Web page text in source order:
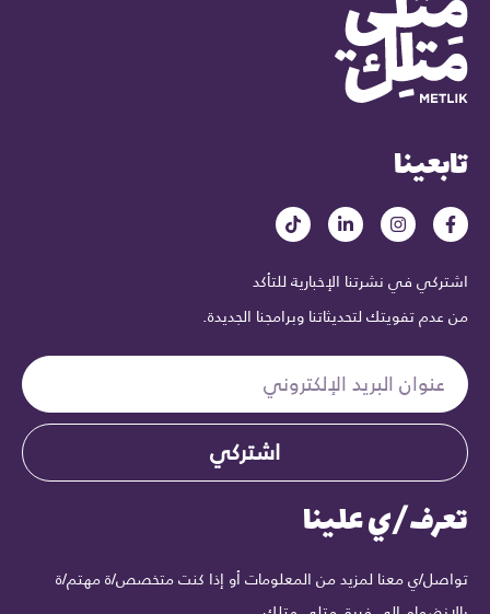
تابعينا
اشتركي في نشرتنا الإخبارية للتأكد
من عدم تفويتك لتحديثاتنا وبرامجنا الجديدة.
اشتركي
تعرف/ي علينا
تواصل/ي معنا لمزيد من المعلومات أو إذا كنت متخصص/ة مهتم/ة